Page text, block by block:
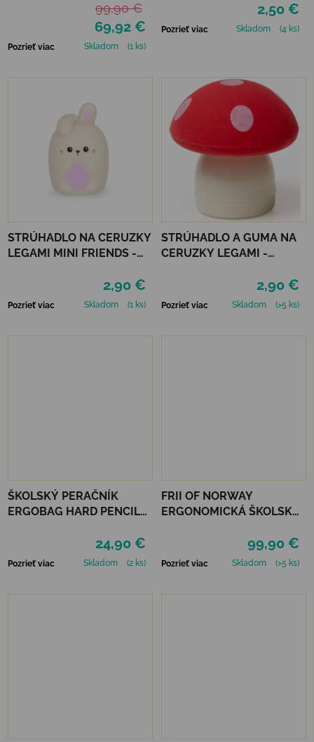
69,92 €
99,90 €
Pozrieť viac Skladom (1 ks)
2,50 €
Pozrieť viac Skladom (4 ks)
STRÚHADLO NA CERUZKY
LEGAMI MINI FRIENDS -
2,90 €
Pozrieť viac Skladom (1 ks)
STRÚHADLO A GUMA NA
CERUZKY LEGAMI -
2,90 €
Pozrieť viac Skladom (>5 ks)
ŠKOLSKÝ PERAČNÍK
ERGOBAG HARD PENCIL
24,90 €
Pozrieť viac Skladom (2 ks)
FRII OF NORWAY
ERGONOMICKÁ ŠKOLSKÁ
MERMAID LIGHT BLUE
99,90 €
Pozrieť viac Skladom (>5 ks)